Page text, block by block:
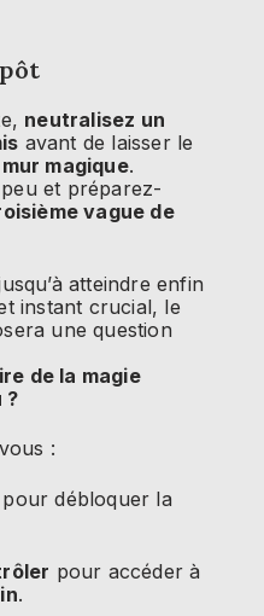
neutralisez un
avant de laisser le
magique.
et préparez-
vague de
atteindre enfin
instant crucial, le
une question
de la magie
?
:
pour débloquer la
pour accéder à
.